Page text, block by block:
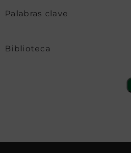
Palabras clave
Biblioteca